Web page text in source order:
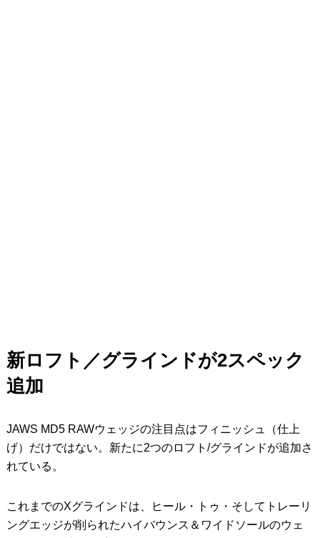
新ロフト／グラインドが2スペック
追加
JAWS MD5 RAWウェッジの注目点はフィニッシュ（仕上
げ）だけではない。新たに2つのロフト/グラインドが追加さ
れている。
これまでのXグラインドは、ヒール・トゥ・そしてトレーリ
ングエッジが削られたハイバウンス＆ワイドソールのウェ